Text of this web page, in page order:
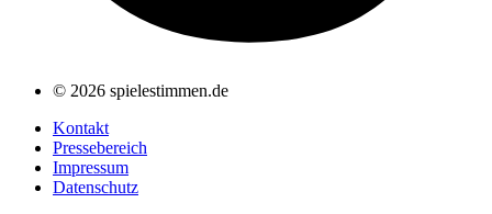
© 2026 spielestimmen.de
Kontakt
Pressebereich
Impressum
Datenschutz